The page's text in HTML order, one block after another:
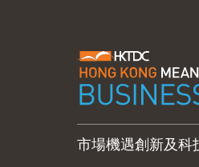
市場機遇創新及科